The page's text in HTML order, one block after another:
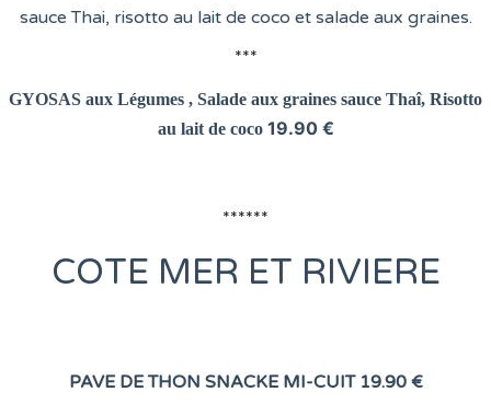
sauce Thai, risotto au lait de coco et salade aux graines.
***
GYOSAS aux Légumes , Salade aux graines sauce Thaî, Risotto
au lait de coco 19.90 €
******
COTE MER ET RIVIERE
PAVE DE THON SNACKE MI-CUIT 19.90 €